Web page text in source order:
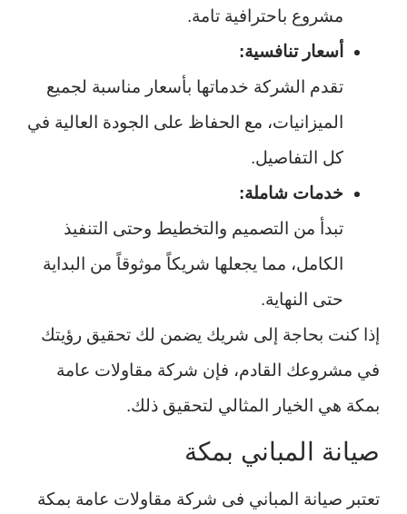
مشروع باحترافية تامة.
أسعار تنافسية:
تقدم الشركة خدماتها بأسعار مناسبة لجميع
الميزانيات، مع الحفاظ على الجودة العالية في
كل التفاصيل.
خدمات شاملة:
تبدأ من التصميم والتخطيط وحتى التنفيذ
الكامل، مما يجعلها شريكاً موثوقاً من البداية
حتى النهاية.
إذا كنت بحاجة إلى شريك يضمن لك تحقيق رؤيتك
في مشروعك القادم، فإن شركة مقاولات عامة
بمكة هي الخيار المثالي لتحقيق ذلك.
صيانة المباني بمكة
تعتبر صيانة المباني فى شركة مقاولات عامة بمكة